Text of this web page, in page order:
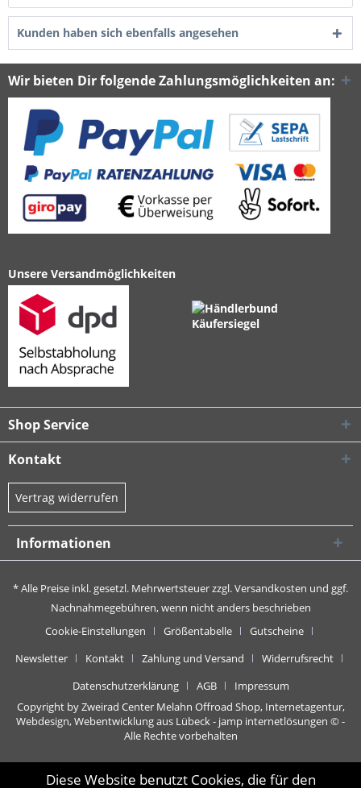
Kunden haben sich ebenfalls angesehen
Wir bieten Dir folgende Zahlungsmöglichkeiten an:
Unsere Versandmöglichkeiten
Shop Service
Kontakt
Vertrag widerrufen
Informationen
* Alle Preise inkl. gesetzl. Mehrwertsteuer zzgl.Versandkosten und ggf.
Nachnahmegebühren, wenn nicht anders beschrieben
Cookie-Einstellungen
Größentabelle
Gutscheine
Newsletter
Kontakt Zahlung und Versand
Widerrufsrecht
Datenschutzerklärung
AGB
Impressum
Copyright by Zweirad Center Melahn Offroad Shop, Internetagentur,
Webdesign, Webentwicklung aus Lübeck - jamp internetlösungen © -
Alle Rechte vorbehalten
Diese Website benutzt Cookies, die für den